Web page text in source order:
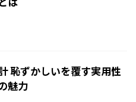
恥ずかしいを覆す実用性
魅力